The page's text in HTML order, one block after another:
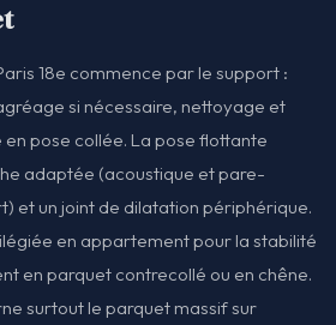
18e commence par le support :
si nécessaire, nettoyage et
pose collée. La pose flottante
adaptée (acoustique et pare-
et un joint de dilatation périphérique.
en appartement pour la stabilité
en parquet contrecollé ou en chêne.
surtout le parquet massif sur